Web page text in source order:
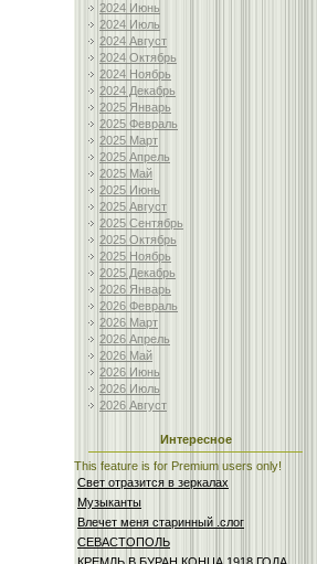
2024 Июнь
2024 Июль
2024 Август
2024 Октябрь
2024 Ноябрь
2024 Декабрь
2025 Январь
2025 Февраль
2025 Март
2025 Апрель
2025 Май
2025 Июнь
2025 Август
2025 Сентябрь
2025 Октябрь
2025 Ноябрь
2025 Декабрь
2026 Январь
2026 Февраль
2026 Март
2026 Апрель
2026 Май
2026 Июнь
2026 Июль
2026 Август
Интересное
This feature is for Premium users only!
Свет отразится в зеркалах
Музыканты
Влечет меня старинный .слог
СЕВАСТОПОЛЬ